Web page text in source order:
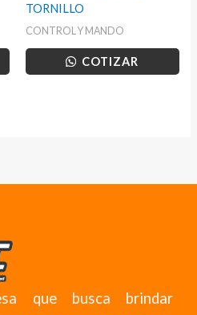
TORNILLO
CONTROL Y MANDO
COTIZAR
que busca brindar